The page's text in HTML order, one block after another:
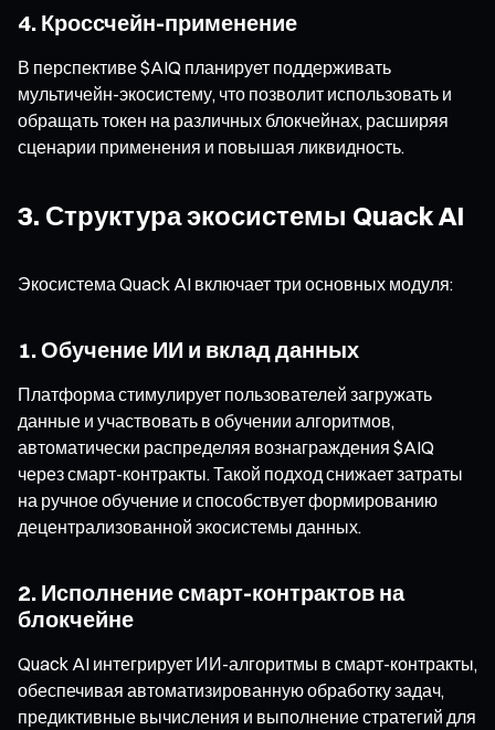
4. Кроссчейн-применение
В перспективе $AIQ планирует поддерживать
мультичейн-экосистему, что позволит использовать и
обращать токен на различных блокчейнах, расширяя
сценарии применения и повышая ликвидность.
3. Структура экосистемы Quack AI
Экосистема Quack AI включает три основных модуля:
1. Обучение ИИ и вклад данных
Платформа стимулирует пользователей загружать
данные и участвовать в обучении алгоритмов,
автоматически распределяя вознаграждения $AIQ
через смарт-контракты. Такой подход снижает затраты
на ручное обучение и способствует формированию
децентрализованной экосистемы данных.
2. Исполнение смарт-контрактов на
блокчейне
Quack AI интегрирует ИИ-алгоритмы в смарт-контракты,
обеспечивая автоматизированную обработку задач,
предиктивные вычисления и выполнение стратегий для